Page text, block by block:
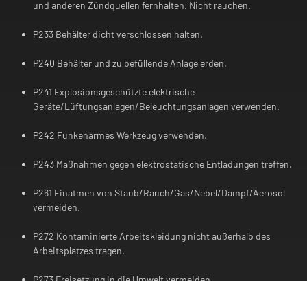
und anderen Zündquellen fernhalten. Nicht rauchen.
P233 Behälter dicht verschlossen halten.
P240 Behälter und zu befüllende Anlage erden.
P241 Explosionsgeschützte elektrische
Geräte/Lüftungsanlagen/Beleuchtungsanlagen verwenden.
P242 Funkenarmes Werkzeug verwenden.
P243 Maßnahmen gegen elektrostatische Entladungen treffen.
P261 Einatmen von Staub/Rauch/Gas/Nebel/Dampf/Aerosol
vermeiden.
P272 Kontaminierte Arbeitskleidung nicht außerhalb des
Arbeitsplatzes tragen.